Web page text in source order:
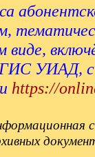
виде,
ГИС УИАД,
https://